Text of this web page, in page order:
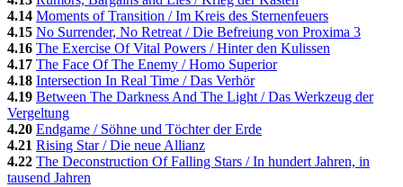
4.14 Moments of Transition / Im Kreis des Sternenfeuers
4.15 No Surrender, No Retreat / Die Befreiung von Proxima 3
4.16 The Exercise Of Vital Powers / Hinter den Kulissen
4.17 The Face Of The Enemy / Homo Superior
4.18 Intersection In Real Time / Das Verhör
4.19 Between The Darkness And The Light / Das Werkzeug der
Vergeltung
4.20 Endgame / Söhne und Töchter der Erde
4.21 Rising Star / Die neue Allianz
4.22 The Deconstruction Of Falling Stars / In hundert Jahren, in
tausend Jahren